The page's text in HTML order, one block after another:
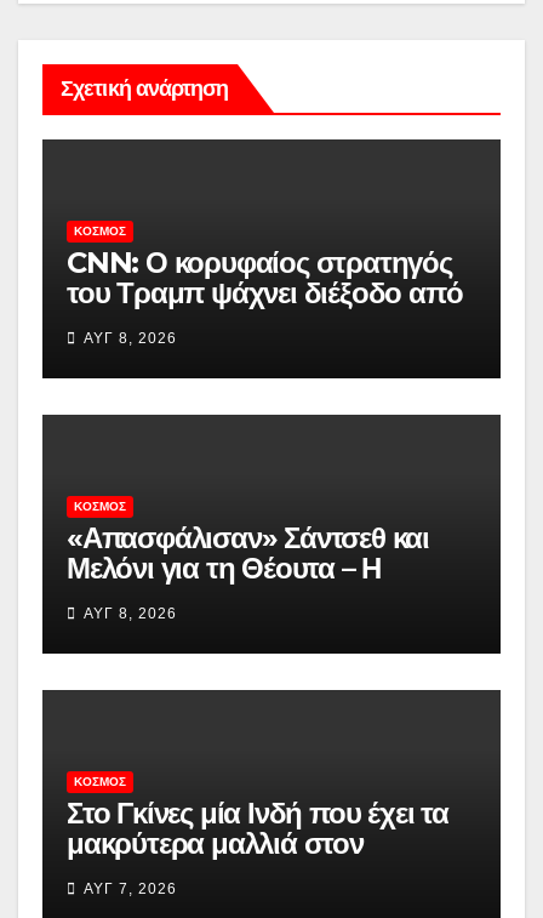
Σχετική ανάρτηση
ΚΌΣΜΟΣ
CNN: Ο κορυφαίος στρατηγός
του Τραμπ ψάχνει διέξοδο από
τον πόλεμο στο Ιράν –
«Περιορισμένες οι επιλογές των
ΗΠΑ»
ΑΥΓ 8, 2026
ΚΌΣΜΟΣ
«Απασφάλισαν» Σάντσεθ και
Μελόνι για τη Θέουτα – Η
Ισπανία «απαντά» και αυτή με
ελέγχους στα σύνορα με Ιταλία
ΑΥΓ 8, 2026
ΚΌΣΜΟΣ
Στο Γκίνες μία Ινδή που έχει τα
μακρύτερα μαλλιά στον
πλανήτη – Αγγίζουν τα 3 μέτρα
ΑΥΓ 7, 2026